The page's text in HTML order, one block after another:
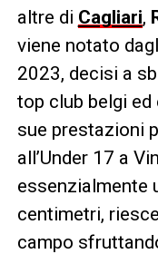
altre di Cagliari,
viene notato
2023, decisi a
top club belgi ed
sue prestazioni
all’Under 17 a
essenzialmente
centimetri,
campo